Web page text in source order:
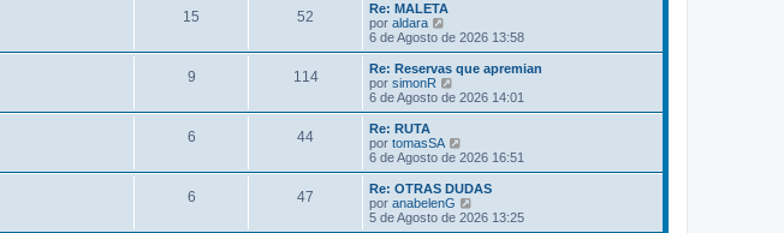
s
j
e
o
m
e
s
a
j
e
t
o
m
e
a
e
15 52
Re: MALETA
por aldara
e
r
ú
l
t
o
m
e
s
a
j
6 de Agosto de 2026 13:58
9 114
Re: Reservas que apremian
por simonR
e
r
l
t
m
o
m
e
6 de Agosto de 2026 14:01
6 44
Re: RUTA
por tomasSA
e
r
ú
l
t
6 de Agosto de 2026 16:51
6 47
Re: OTRAS DUDAS
por anabelenG
e
5 de Agosto de 2026 13:25